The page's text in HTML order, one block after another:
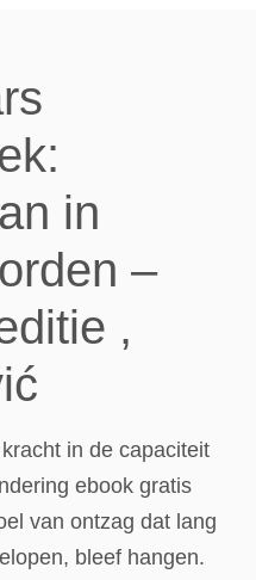
in
–
,
in de capaciteit
ebook gratis
van ontzag dat lang
bleef hangen.